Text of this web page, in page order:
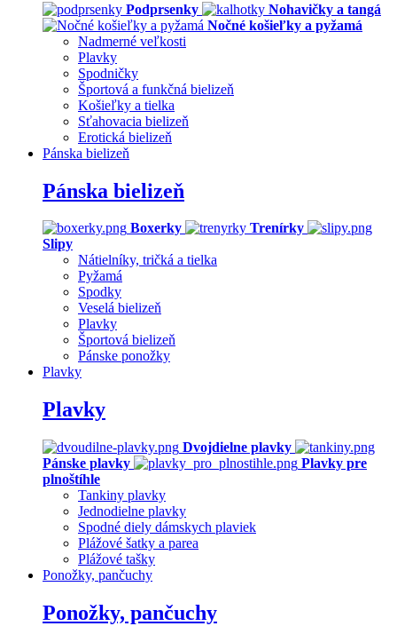
Podprsenky
Nohavičky a tangá
Nočné košieľky a pyžamá
Nadmerné veľkosti
Plavky
Spodničky
Športová a funkčná bielizeň
Košieľky a tielka
Sťahovacia bielizeň
Erotická bielizeň
Pánska bielizeň
Pánska bielizeň
Boxerky
Trenírky
Slipy
Nátielníky, tričká a tielka
Pyžamá
Spodky
Veselá bielizeň
Plavky
Športová bielizeň
Pánske ponožky
Plavky
Plavky
Dvojdielne plavky
Pánske plavky
Plavky pre
plnoštíhle
Tankiny plavky
Jednodielne plavky
Spodné diely dámskych plaviek
Plážové šatky a parea
Plážové tašky
Ponožky, pančuchy
Ponožky, pančuchy